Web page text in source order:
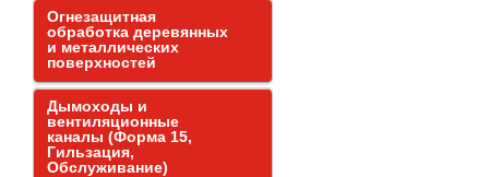
Огнезащитная
обработка деревянных
и металлических
поверхностей
Дымоходы и
вентиляционные
каналы (Форма 15,
Гильзация,
Обслуживание)